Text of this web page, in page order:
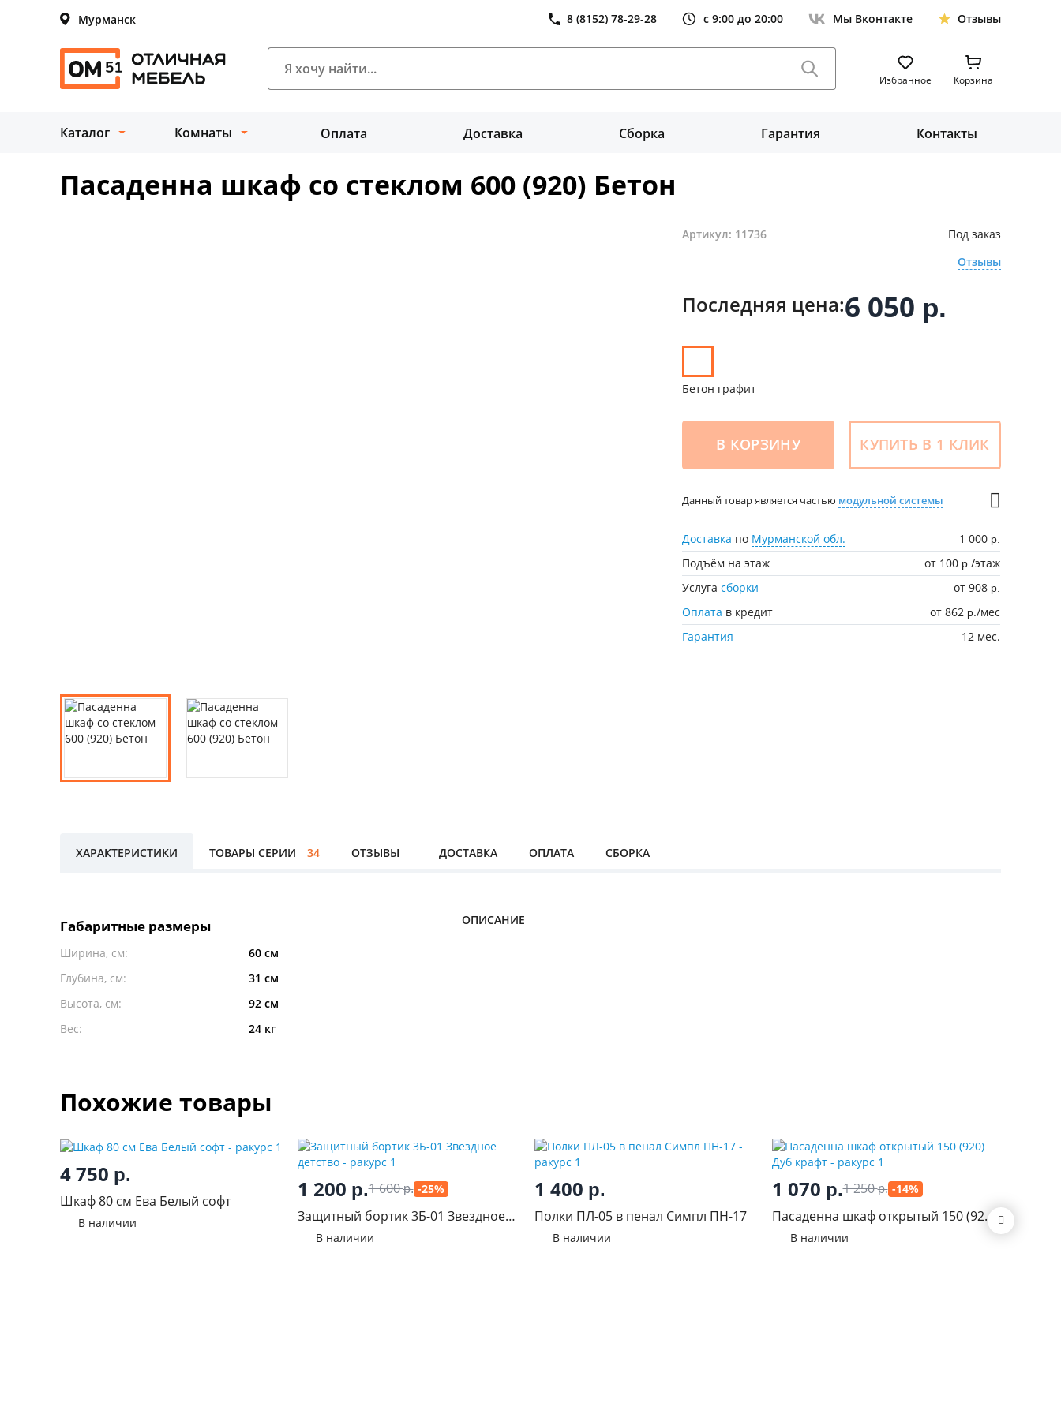
Мурманск 8 (8152) 78-29-28 с 9:00 до 20:00 Мы Вконтакте Отзывы
Избранное Корзина
Каталог Комнаты Оплата Доставка Сборка Гарантия Контакты
Пасаденна шкаф со стеклом 600 (920) Бетон
Артикул: 11736
Под заказ
Отзывы
Последняя цена:6 050 р.
Бетон графит
В КОРЗИНУ КУПИТЬ В 1 КЛИК
Данный товар является частью модульной системы
Доставка по Мурманской обл. 1 000 р.
Подъём на этаж от 100 р./этаж
Услугасборки от 908 р.
Оплата в кредит от 862 р./мес
Гарантия
12 мес.
ХАРАКТЕРИСТИКИ ТОВАРЫ СЕРИИ 34 ОТЗЫВЫ ДОСТАВКА ОПЛАТА СБОРКА
Габаритные размеры
Ширина, см:
60 см
Глубина, см:
31 см
Высота, см:
92 см
Вес:
24 кг
ОПИСАНИЕ
Похожие товары
4 750 р.
Шкаф 80 см Ева Белый софт
В наличии
1 200 р.1 600р. -25%
Защитный бортик 3Б-01 Звездное
детство
В наличии
1 400 р.
Полки ПЛ-05 в пенал Симпл ПН-17
В наличии
1 070 р.1 250р. -14%
Пасаденна шкаф открытый 150 (920)
Дуб крафт
В наличии